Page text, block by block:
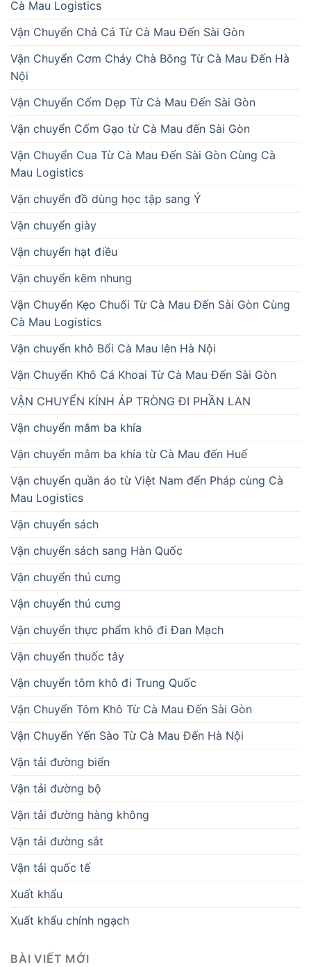
Cà Mau Logistics
Vận Chuyển Chả Cá Từ Cà Mau Đến Sài Gòn
Vận Chuyển Cơm Cháy Chà Bông Từ Cà Mau Đến Hà
Nội
Vận Chuyển Cốm Dẹp Từ Cà Mau Đến Sài Gòn
Vận chuyển Cốm Gạo từ Cà Mau đến Sài Gòn
Vận Chuyển Cua Từ Cà Mau Đến Sài Gòn Cùng Cà
Mau Logistics
Vận chuyển đồ dùng học tập sang Ý
Vận chuyển giày
Vận chuyển hạt điều
Vận chuyển kẽm nhung
Vận Chuyển Kẹo Chuối Từ Cà Mau Đến Sài Gòn Cùng
Cà Mau Logistics
Vận chuyển khô Bổi Cà Mau lên Hà Nội
Vận Chuyển Khô Cá Khoai Từ Cà Mau Đến Sài Gòn
VẬN CHUYỂN KÍNH ÁP TRÒNG ĐI PHẦN LAN
Vận chuyển mắm ba khía
Vận chuyển mắm ba khía từ Cà Mau đến Huế
Vận chuyển quần áo từ Việt Nam đến Pháp cùng Cà
Mau Logistics
Vận chuyển sách
Vận chuyển sách sang Hàn Quốc
Vận chuyển thú cưng
Vận chuyển thú cưng
Vận chuyển thực phẩm khô đi Đan Mạch
Vận chuyển thuốc tây
Vận chuyển tôm khô đi Trung Quốc
Vận Chuyển Tôm Khô Từ Cà Mau Đến Sài Gòn
Vận Chuyển Yến Sào Từ Cà Mau Đến Hà Nội
Vận tải đường biển
Vận tải đường bộ
Vận tải đường hàng không
Vận tải đường sắt
Vận tải quốc tế
Xuất khẩu
Xuất khẩu chính ngạch
BÀI VIẾT MỚI